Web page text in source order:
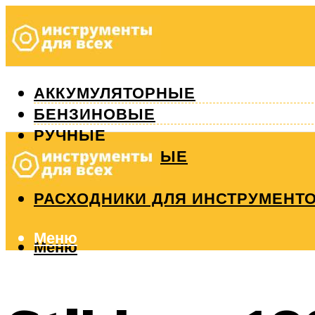
АККУМУЛЯТОРНЫЕ
БЕНЗИНОВЫЕ
РУЧНЫЕ
ИЗМЕРИТЕЛЬНЫЕ
РЕМОНТ
РАСХОДНИКИ ДЛЯ
Меню
Меню